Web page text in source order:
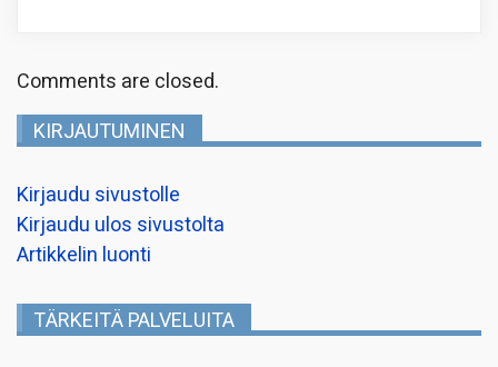
Comments are closed.
KIRJAUTUMINEN
Kirjaudu sivustolle
Kirjaudu ulos sivustolta
Artikkelin luonti
TÄRKEITÄ PALVELUITA